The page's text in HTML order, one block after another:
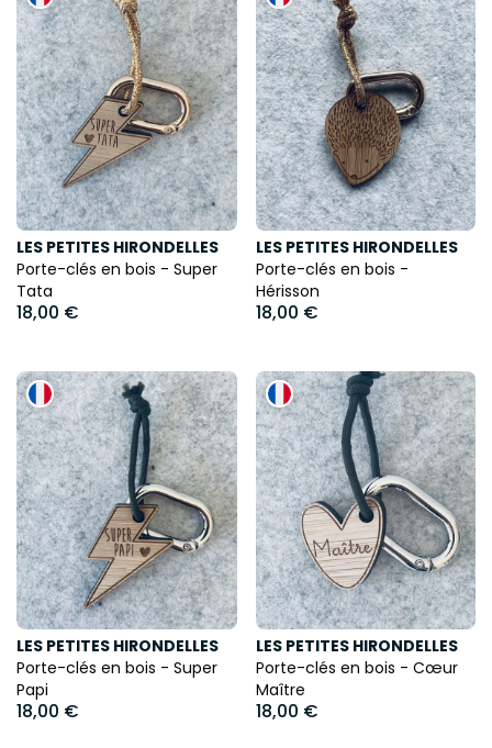
LES PETITES HIRONDELLES
Porte-clés en bois - Super
Tata
18,00 €
LES PETITES HIRONDELLES
Porte-clés en bois -
Hérisson
18,00 €
LES PETITES HIRONDELLES
Porte-clés en bois - Super
Papi
18,00 €
LES PETITES HIRONDELLES
Porte-clés en bois - Cœur
Maître
18,00 €